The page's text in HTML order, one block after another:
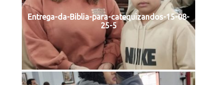
Entrega-da-Biblia-para-catequizandos-15-08-
25-5